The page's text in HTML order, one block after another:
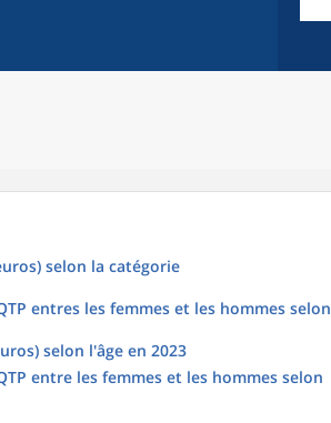
selon la catégorie
entres les femmes et les hommes selon
selon l'âge en 2023
entre les femmes et les hommes selon